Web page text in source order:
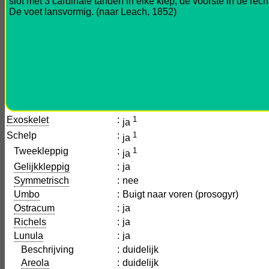
De voet lansvormig. (naar Leach, 1852)
Exoskelet : ja 1
Schelp : ja 1
Tweekleppig : ja 1
Gelijkkleppig : ja
Symmetrisch
: nee
Umbo
: Buigt naar voren (prosogyr)
Ostracum
: ja
Richels
: ja
Lunula
: ja
Beschrijving
: duidelijk
Areola
: duidelijk